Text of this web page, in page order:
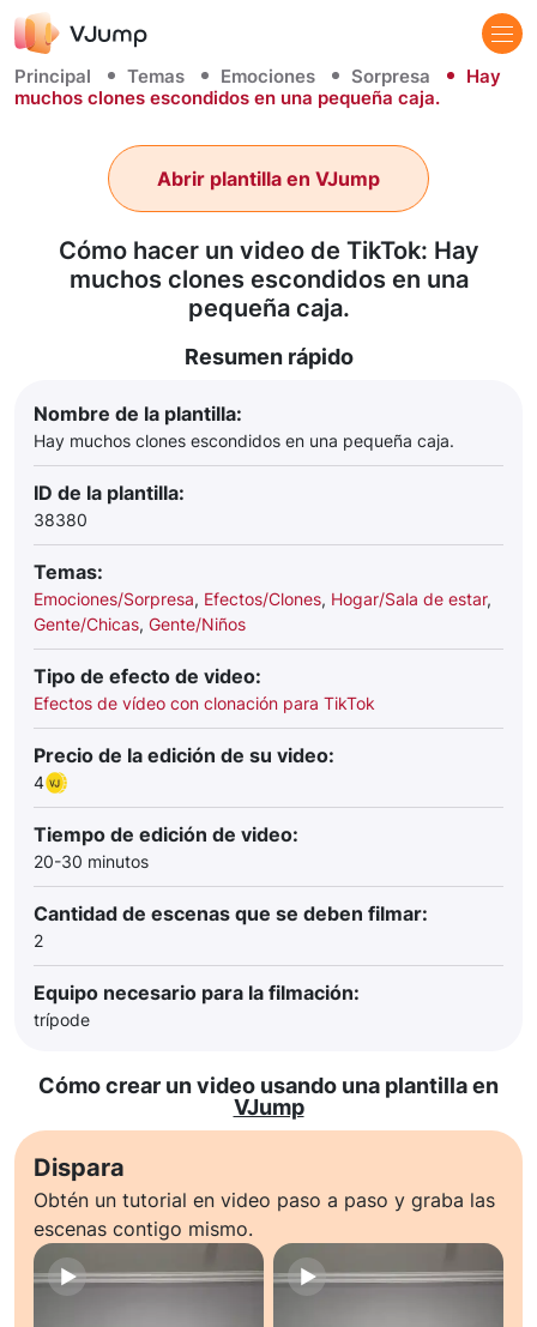
Principal Temas Emociones Sorpresa
Hay
muchos clones escondidos en una pequeña caja.
Cómo hacer un video de TikTok: Hay
muchos clones escondidos en una
pequeña caja.
Abrir plantilla en VJump
Resumen rápido
Nombre de la plantilla:
Hay muchos clones escondidos en una pequeña caja.
ID de la plantilla:
38380
Temas:
Emociones/Sorpresa, Efectos/Clones, Hogar/Sala de estar,
Gente/Chicas, Gente/Niños
Tipo de efecto de video:
Efectos de vídeo con clonación para TikTok
Precio de la edición de su video:
4
Tiempo de edición de video:
20-30 minutos
Cantidad de escenas que se deben filmar:
2
Equipo necesario para la filmación:
trípode
Cómo crear un video usando una plantilla en
VJump
Dispara
Obtén un tutorial en video paso a paso y graba las
escenas contigo mismo.